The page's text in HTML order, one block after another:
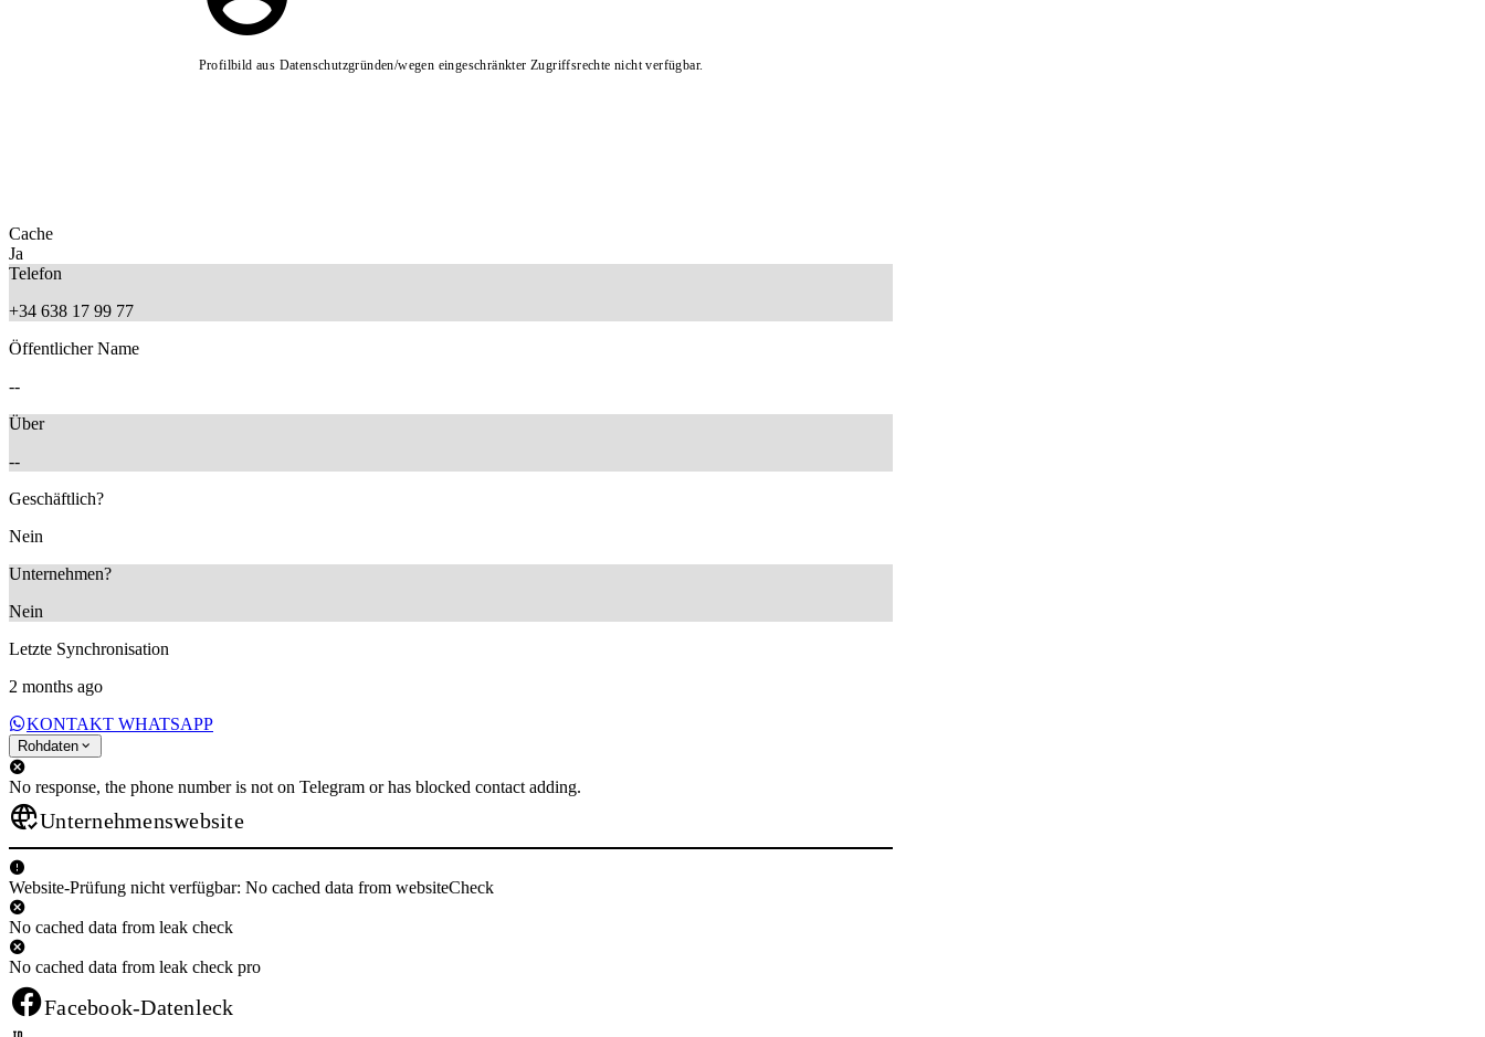
Profilbild aus Datenschutzgründen/wegen eingeschränkter Zugriffsrechte nicht verfügbar.
Cache
Ja
Telefon
+34 638 17 99 77
Öffentlicher Name
--
Über
--
Geschäftlich?
Nein
Unternehmen?
Nein
Letzte Synchronisation
2 months ago
KONTAKT WHATSAPP
Rohdaten
No response, the phone number is not on Telegram or has blocked contact adding.
Unternehmenswebsite
Website-Prüfung nicht verfügbar: No cached data from websiteCheck
No cached data from leak check
No cached data from leak check pro
Facebook-Datenleck